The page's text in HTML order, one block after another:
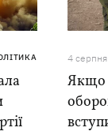
4 серпня
Якщо